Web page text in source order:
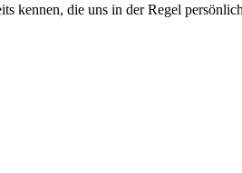
kennen, die uns in der Regel